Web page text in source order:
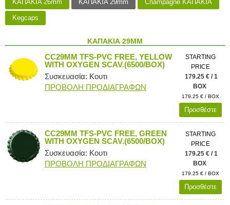
ΚΑΠΑΚΙΑ 26mm ΚΑΠΑΚΙΑ 29mm Champagne ΚΑΠΑΚΙΑ
Kegcaps
ΚΑΠΑΚΙΑ 29MM
CC29MM TFS-PVC FREE, YELLOW
WITH OXYGEN SCAV.(6500/BOX)
Συσκευασία: Κουτι
ΠΡΟΒΟΛΗ ΠΡΟΔΙΑΓΡΑΦΩΝ
STARTING
PRICE
179.25 € / 1
BOX
179.25 € / BOX
Προσθέστε
CC29MM TFS-PVC FREE, GREEN
WITH OXYGEN SCAV.(6500/BOX)
Συσκευασία: Κουτι
ΠΡΟΒΟΛΗ ΠΡΟΔΙΑΓΡΑΦΩΝ
STARTING
PRICE
179.25 € / 1
BOX
179.25 € / BOX
Προσθέστε